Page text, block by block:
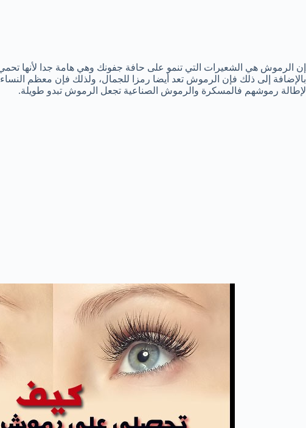
إن الرموش هي الشعيرات التي تنمو على حافة جفونك وهي هامة جدا لأنها
بالإضافة إلى ذلك فإن الرموش تعد أيضا رمزا للجمال، ولذلك فإن معظم
لإطالة رموشهم فالمسكرة والرموش الصناعية تجعل الرموش تبدو طويلة.